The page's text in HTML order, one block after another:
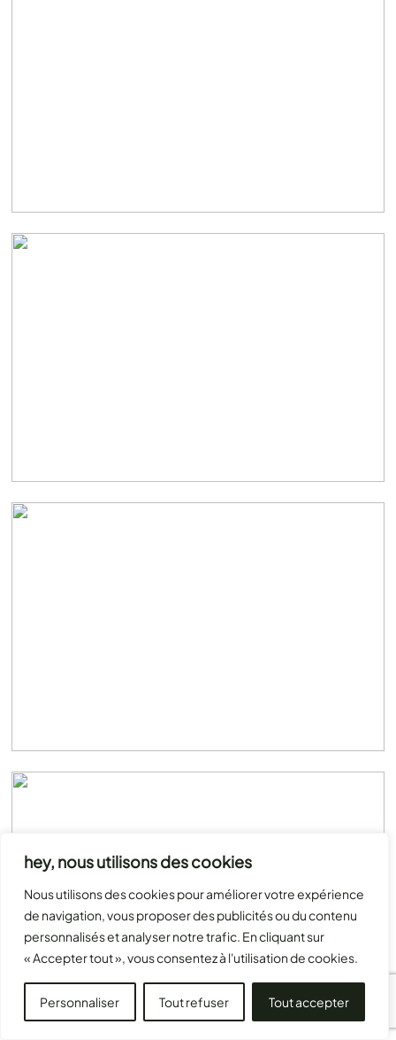
hey, nous utilisons des cookies
Nous utilisons des cookies pour améliorer votre expérience
de navigation, vous proposer des publicités ou du contenu
personnalisés et analyser notre trafic. En cliquant sur
« Accepter tout », vous consentez à l'utilisation de cookies.
Personnaliser Tout refuser Tout accepter